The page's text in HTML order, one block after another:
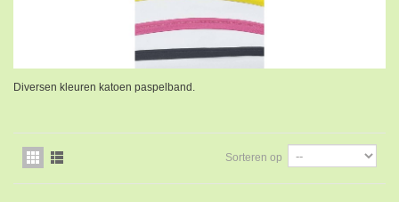
Diversen kleuren katoen paspelband.
Sorteren op